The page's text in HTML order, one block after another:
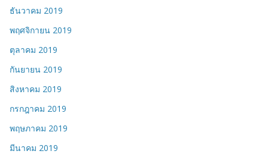
ธันวาคม 2019
พฤศจิกายน 2019
ตุลาคม 2019
กันยายน 2019
สิงหาคม 2019
กรกฎาคม 2019
พฤษภาคม 2019
มีนาคม 2019